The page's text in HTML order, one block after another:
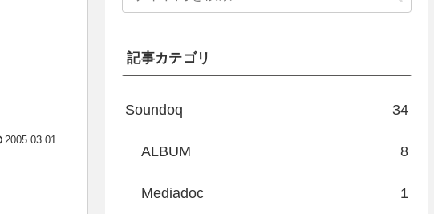
2005.03.01
記事カテゴリ
Soundoq 34
ALBUM 8
Mediadoc 1